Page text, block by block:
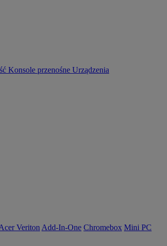
Konsole przenośne Urządzenia
Veriton Add-In-One Chromebox Mini PC